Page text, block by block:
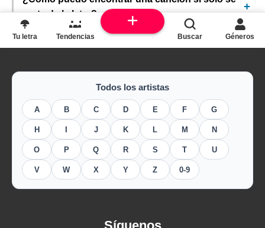
parte de la letra?
Todos los artistas
A B C D E F G
H J K L M N
O P Q R S T U
V W X Y Z 0-9
Tu letra Tendencias Buscar Géneros